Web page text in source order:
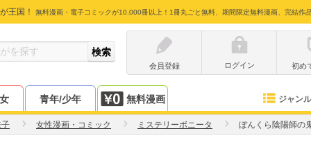
王国！ 無料漫画・電子コミックが10,000冊以上！1冊丸ごと無料、期間限定無料漫画、完結作
会員登録 ログイン 初め
青年/少年 無料漫画 ジャンル
女性漫画・コミック ミステリーボニータ ぼんくら陰陽師の